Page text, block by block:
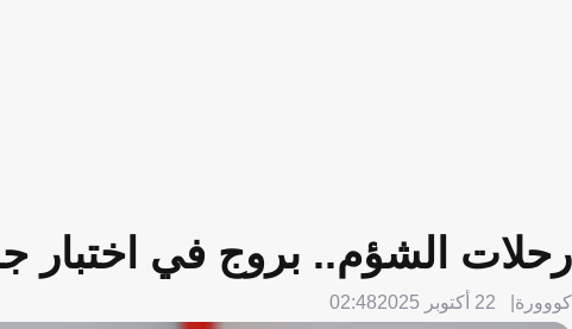
رحلات الشؤم.. بروج في اختبار
كووورة 22 أكتوبر 2025 02:48